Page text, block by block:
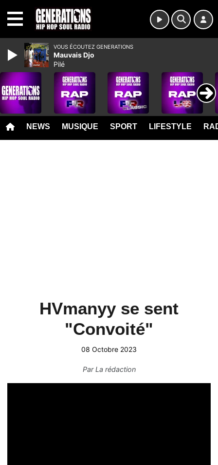
NEWS MUSIQUE SPORT LIFESTYLE
HVmanyy se sent
"Convoité"
08 Octobre 2023
ParLa rédaction
VOUS ÉCOUTEZ GENERATIONS
Mauvais Djo
Pilé